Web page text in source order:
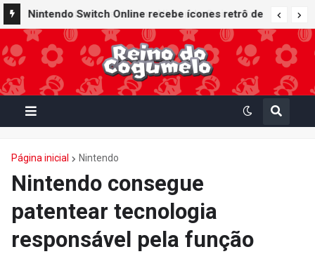
Nintendo Switch Online recebe ícones retrô de
Mario Paint (SNES) e Mario Kart: Super Circuit
(GBA)
Página inicial Nintendo
Nintendo consegue
patentear tecnologia
responsável pela função